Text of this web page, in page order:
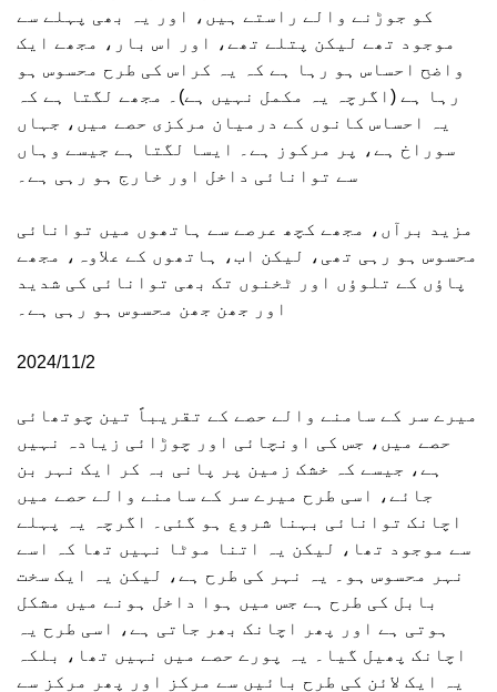
کو جوڑنے والے راستے ہیں، اور یہ بھی پہلے سے
موجود تھے لیکن پتلے تھے، اور اس بار، مجھے ایک
واضح احساس ہو رہا ہے کہ یہ کراس کی طرح محسوس ہو
رہا ہے (اگرچہ یہ مکمل نہیں ہے)۔ مجھے لگتا ہے کہ
یہ احساس کانوں کے درمیان مرکزی حصے میں، جہاں
سوراخ ہے، پر مرکوز ہے۔ ایسا لگتا ہے جیسے وہاں
سے توانائی داخل اور خارج ہو رہی ہے۔
مزید برآں، مجھے کچھ عرصے سے ہاتھوں میں توانائی
محسوس ہو رہی تھی، لیکن اب، ہاتھوں کے علاوہ، مجھے
پاؤں کے تلوؤں اور ٹخنوں تک بھی توانائی کی شدید
اور جھن جھن محسوس ہو رہی ہے۔
2024/11/2
میرے سر کے سامنے والے حصے کے تقریباً تین چوتھائی
حصے میں، جس کی اونچائی اور چوڑائی زیادہ نہیں
ہے، جیسے کہ خشک زمین پر پانی بہ کر ایک نہر بن
جائے، اسی طرح میرے سر کے سامنے والے حصے میں
اچانک توانائی بہنا شروع ہو گئی۔ اگرچہ یہ پہلے
سے موجود تھا، لیکن یہ اتنا موٹا نہیں تھا کہ اسے
نہر محسوس ہو۔ یہ نہر کی طرح ہے، لیکن یہ ایک سخت
بابل کی طرح ہے جس میں ہوا داخل ہونے میں مشکل
ہوتی ہے اور پھر اچانک بھر جاتی ہے، اسی طرح یہ
اچانک پھیل گیا۔ یہ پورے حصے میں نہیں تھا، بلکہ
یہ ایک لائن کی طرح بائیں سے مرکز اور پھر مرکز سے